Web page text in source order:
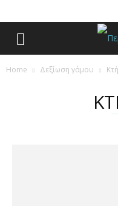
Home Δεξίωση γάμου